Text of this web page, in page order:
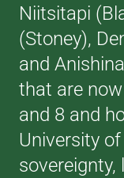
Niitsitapi
(Stoney),
and
that are
and 8 and
University
sovereignty,